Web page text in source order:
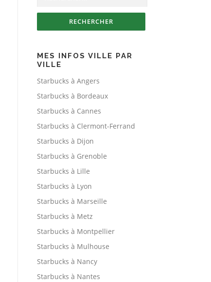
MES INFOS VILLE PAR
VILLE
Starbucks à Angers
Starbucks à Bordeaux
Starbucks à Cannes
Starbucks à Clermont-Ferrand
Starbucks à Dijon
Starbucks à Grenoble
Starbucks à Lille
Starbucks à Lyon
Starbucks à Marseille
Starbucks à Metz
Starbucks à Montpellier
Starbucks à Mulhouse
Starbucks à Nancy
Starbucks à Nantes